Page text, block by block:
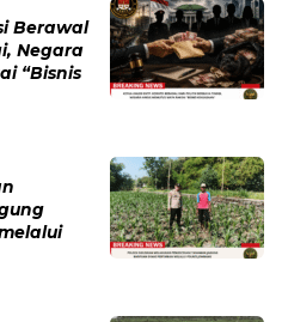
Berawal
Negara
“Bisnis